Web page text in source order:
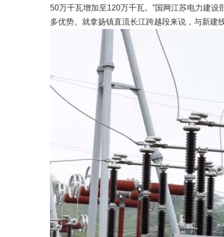
50万千瓦增加至120万千瓦。”国网江苏电力建
多优势。就拿扬镇直流长江跨越段来说，与新建